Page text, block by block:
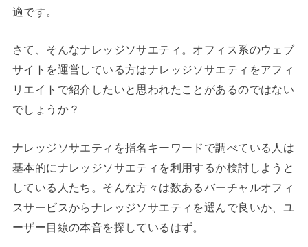
適です。
さて、そんなナレッジソサエティ。オフィス系のウェブ
サイトを運営している方はナレッジソサエティをアフィ
リエイトで紹介したいと思われたことがあるのではない
でしょうか？
ナレッジソサエティを指名キーワードで調べている人は
基本的にナレッジソサエティを利用するか検討しようと
している人たち。そんな方々は数あるバーチャルオフィ
スサービスからナレッジソサエティを選んで良いか、ユ
ーザー目線の本音を探しているはず。